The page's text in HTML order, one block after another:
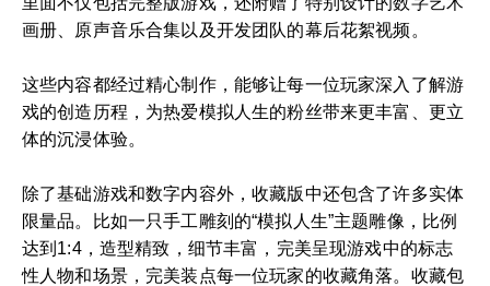
画册、原声音乐合集以及开发团队的幕后花絮视频。
这些内容都经过精心制作，能够让每一位玩家深入了解游
戏的创造历程，为热爱模拟人生的粉丝带来更丰富、更立
体的沉浸体验。
除了基础游戏和数字内容外，收藏版中还包含了许多实体
限量品。比如一只手工雕刻的“模拟人生”主题雕像，比例
达到1:4，造型精致，细节丰富，完美呈现游戏中的标志
性人物和场景，完美装点每一位玩家的收藏角落。收藏包